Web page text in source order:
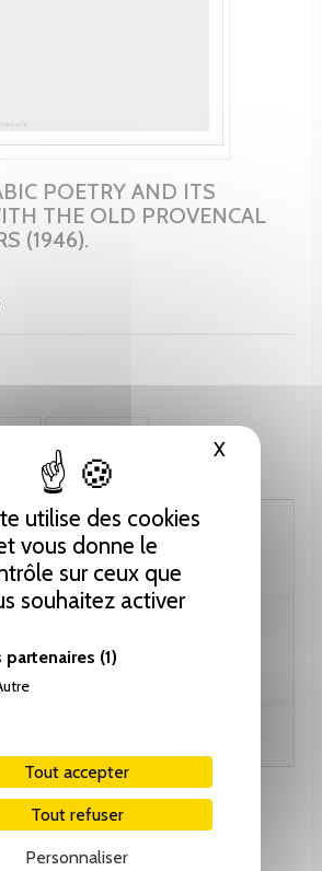
utilise des cookies
vous donne le
sur ceux que
souhaitez activer
partenaires (1)
Tout accepter
Tout refuser
Personnaliser
XMasquer
POETRY AND ITS
THE OLD PROVENCAL
(1946).
82.10 CHF